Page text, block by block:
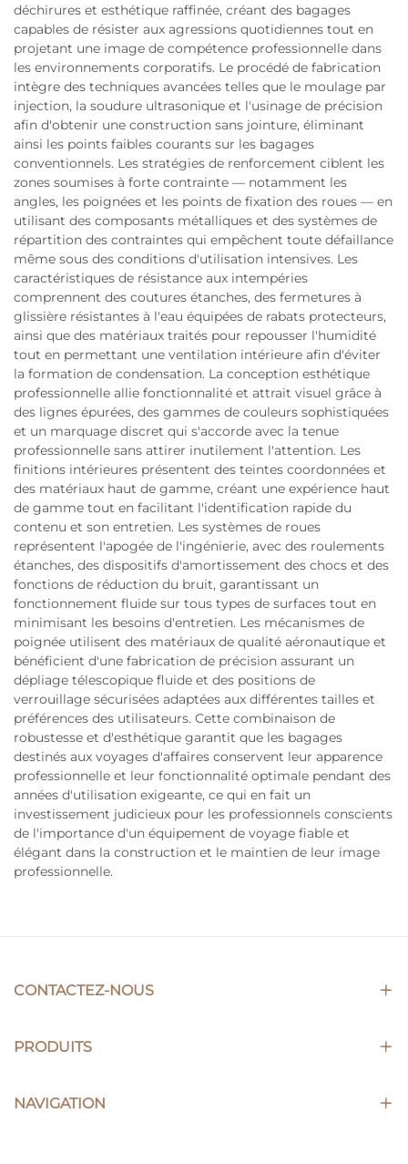
déchirures et esthétique raffinée, créant des bagages
capables de résister aux agressions quotidiennes tout en
projetant une image de compétence professionnelle dans
les environnements corporatifs. Le procédé de fabrication
intègre des techniques avancées telles que le moulage par
injection, la soudure ultrasonique et l'usinage de précision
afin d'obtenir une construction sans jointure, éliminant
ainsi les points faibles courants sur les bagages
conventionnels. Les stratégies de renforcement ciblent les
zones soumises à forte contrainte — notamment les
angles, les poignées et les points de fixation des roues — en
utilisant des composants métalliques et des systèmes de
répartition des contraintes qui empêchent toute défaillance
même sous des conditions d'utilisation intensives. Les
caractéristiques de résistance aux intempéries
comprennent des coutures étanches, des fermetures à
glissière résistantes à l'eau équipées de rabats protecteurs,
ainsi que des matériaux traités pour repousser l'humidité
tout en permettant une ventilation intérieure afin d'éviter
la formation de condensation. La conception esthétique
professionnelle allie fonctionnalité et attrait visuel grâce à
des lignes épurées, des gammes de couleurs sophistiquées
et un marquage discret qui s'accorde avec la tenue
professionnelle sans attirer inutilement l'attention. Les
finitions intérieures présentent des teintes coordonnées et
des matériaux haut de gamme, créant une expérience haut
de gamme tout en facilitant l'identification rapide du
contenu et son entretien. Les systèmes de roues
représentent l'apogée de l'ingénierie, avec des roulements
étanches, des dispositifs d'amortissement des chocs et des
fonctions de réduction du bruit, garantissant un
fonctionnement fluide sur tous types de surfaces tout en
minimisant les besoins d'entretien. Les mécanismes de
poignée utilisent des matériaux de qualité aéronautique et
bénéficient d'une fabrication de précision assurant un
dépliage télescopique fluide et des positions de
verrouillage sécurisées adaptées aux différentes tailles et
préférences des utilisateurs. Cette combinaison de
robustesse et d'esthétique garantit que les bagages
destinés aux voyages d'affaires conservent leur apparence
professionnelle et leur fonctionnalité optimale pendant des
années d'utilisation exigeante, ce qui en fait un
investissement judicieux pour les professionnels conscients
de l'importance d'un équipement de voyage fiable et
élégant dans la construction et le maintien de leur image
professionnelle.
CONTACTEZ-NOUS
PRODUITS
NAVIGATION